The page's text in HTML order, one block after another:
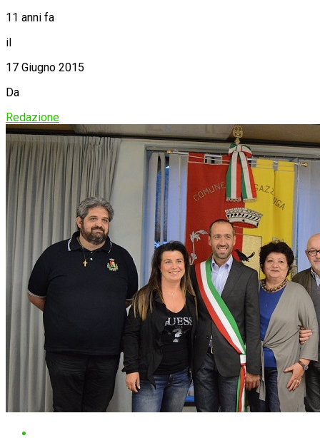
11 anni fa
il
17 Giugno 2015
Da
Redazione